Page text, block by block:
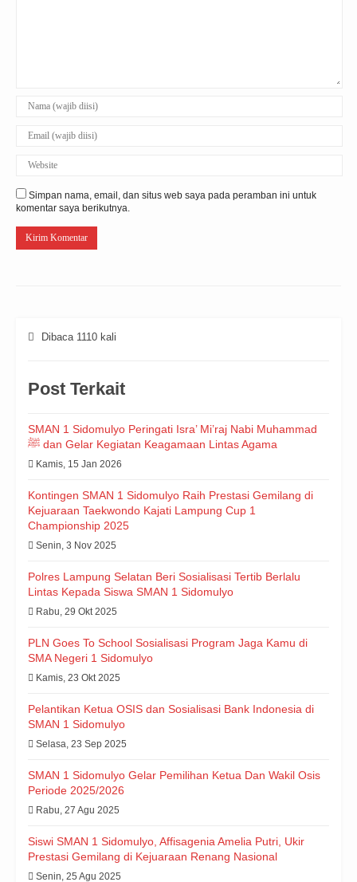
Simpan nama, email, dan situs web saya pada peramban ini untuk
komentar saya berikutnya.
Dibaca 1110 kali
Post Terkait
SMAN 1 Sidomulyo Peringati Isra’ Mi’raj Nabi Muhammad
ﷺ dan Gelar Kegiatan Keagamaan Lintas Agama
Kamis, 15 Jan 2026
Kontingen SMAN 1 Sidomulyo Raih Prestasi Gemilang di
Kejuaraan Taekwondo Kajati Lampung Cup 1
Championship 2025
Senin, 3 Nov 2025
Polres Lampung Selatan Beri Sosialisasi Tertib Berlalu
Lintas Kepada Siswa SMAN 1 Sidomulyo
Rabu, 29 Okt 2025
PLN Goes To School Sosialisasi Program Jaga Kamu di
SMA Negeri 1 Sidomulyo
Kamis, 23 Okt 2025
Pelantikan Ketua OSIS dan Sosialisasi Bank Indonesia di
SMAN 1 Sidomulyo
Selasa, 23 Sep 2025
SMAN 1 Sidomulyo Gelar Pemilihan Ketua Dan Wakil Osis
Periode 2025/2026
Rabu, 27 Agu 2025
Siswi SMAN 1 Sidomulyo, Affisagenia Amelia Putri, Ukir
Prestasi Gemilang di Kejuaraan Renang Nasional
Senin, 25 Agu 2025